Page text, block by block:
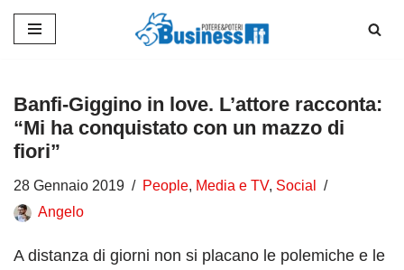
contenuto
Banfi-Giggino in love. L’attore racconta:
“Mi ha conquistato con un mazzo di
fiori”
28 Gennaio 2019 People, Media e TV, Social
Angelo
A distanza di giorni non si placano le polemiche e le